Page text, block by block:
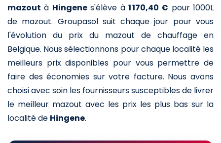
mazout à Hingenes'élève à 1 170,40 € pour 1000L
de mazout. Groupasol suit chaque jour pour vous
l'évolution du prix du mazout de chauffage en
Belgique. Nous sélectionnons pour chaque localité les
meilleurs prix disponibles pour vous permettre de
faire des économies sur votre facture. Nous avons
choisi avec soin les fournisseurs susceptibles de livrer
le meilleur mazout avec les prix les plus bas sur la
localité de Hingene.